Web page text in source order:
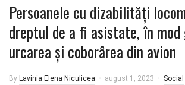
Persoanele cu dizabilități
dreptul de a fi asistate, în
urcarea și coborârea din avion
By Lavinia Elena Niculicea august 1, 2023 Social